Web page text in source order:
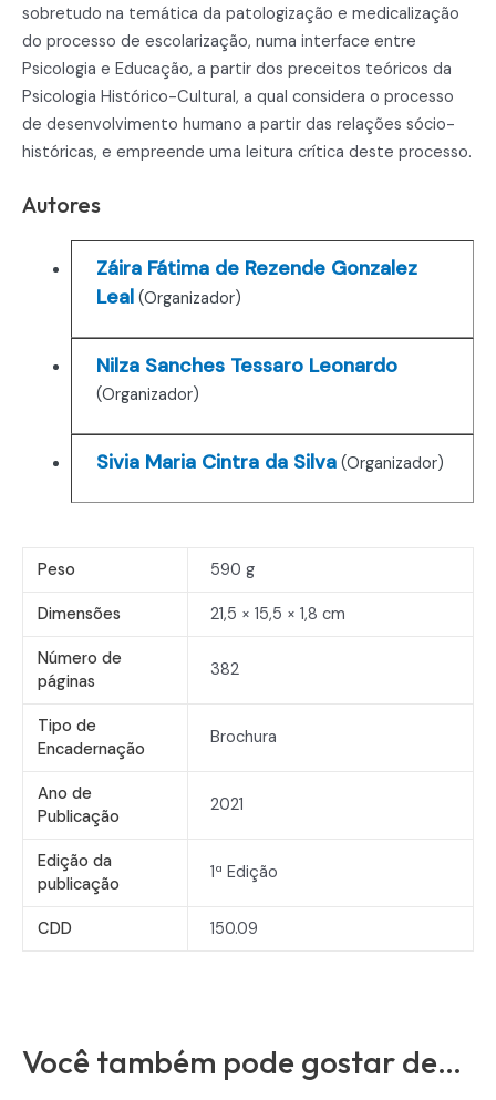
sobretudo na temática da patologização e medicalização
do processo de escolarização, numa interface entre
Psicologia e Educação, a partir dos preceitos teóricos da
Psicologia Histórico-Cultural, a qual considera o processo
de desenvolvimento humano a partir das relações sócio-
históricas, e empreende uma leitura crítica deste processo.
Autores
Záira Fátima de Rezende Gonzalez
Leal(Organizador)
Nilza Sanches Tessaro Leonardo
(Organizador)
Sivia Maria Cintra da Silva(Organizador)
Peso 590 g
Dimensões 21,5 × 15,5 × 1,8 cm
Número de
páginas
382
Tipo de
Encadernação
Brochura
Ano de
Publicação
2021
Edição da
publicação
1ª Edição
CDD 150.09
Você também pode gostar de…